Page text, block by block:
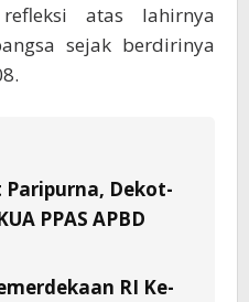
atas lahirnya
sejak berdirinya
Paripurna, Dekot-
PPAS APBD
RI Ke-